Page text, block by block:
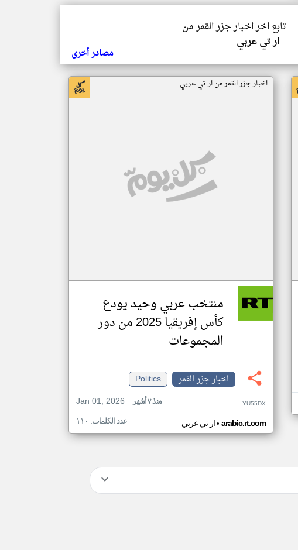
تابع اخر اخبار جزر القمر من
ار تي عربي
مصادر أخرى
اخبار جزر القمر من ار تي عربي
منتخب عربي وحيد يودع
كأس إفريقيا 2025 من دور
المجموعات
اخبار جزر القمر
Politics
Jan 01, 2026
منذ ٧ أشهر YU55DX
ار تي عربي• arabic.rt.com عدد الكلمات: ١١٠